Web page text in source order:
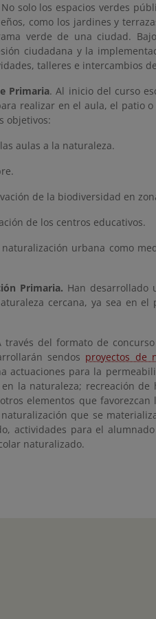
solo los espacios verdes
como los jardines y
verde de una ciudad.
ciudadana y la
talleres e intercambios
Primaria. Al inicio del curso
realizar en el aula, el patio
objetivos:
aulas a la naturaleza.
de la biodiversidad en
de los centros educativos.
urbana como
Primaria. Han desarrollado
cercana, ya sea en
través del formato de
sendos proyectos de
actuaciones para la
la naturaleza; recreación
elementos que
que se
actividades para el
naturalizado.